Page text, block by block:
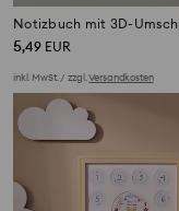
5,49 EUR
inkl. MwSt. / zzgl.Versandkosten